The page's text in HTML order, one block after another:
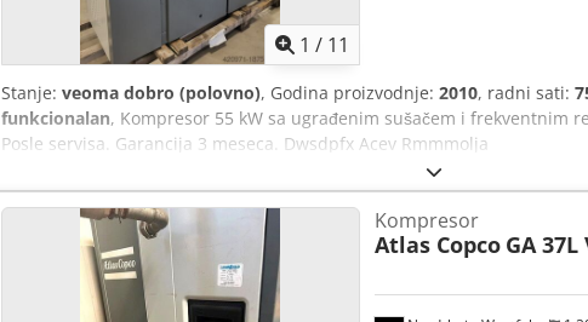
1 / 11
Stanje: veoma dobro (polovno), Godina proizvodnje: 2010, radni sati:
funkcionalan, Kompresor 55 kW sa ugrađenim sušačem i frekventnim
Posle servisa. Garancija 3 meseca. Dwsdpfx Acev Rmmmolja
Kompresor
Atlas Copco GA 37L